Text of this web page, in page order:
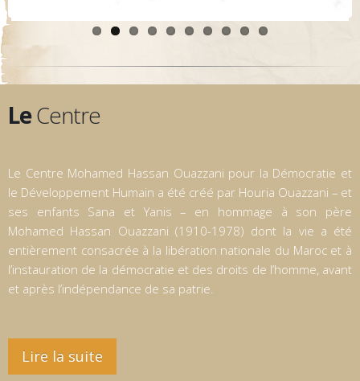
LeCentre
Le Centre Mohamed Hassan Ouazzani pour la Démocratie et
le Développement Humain a été créé par Houria Ouazzani – et
ses enfants Sana et Yanis – en hommage à son père
Mohamed Hassan Ouazzani (1910-1978) dont la vie a été
entièrement consacrée à la libération nationale du Maroc et à
l’instauration de la démocratie et des droits de l’homme, avant
et après l’indépendance de sa patrie.
Lire la suite